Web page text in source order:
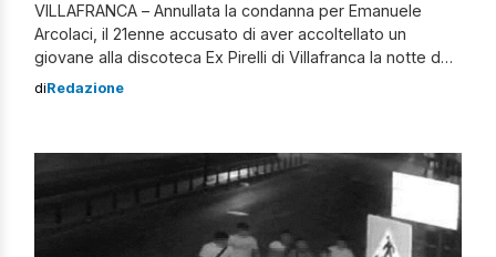
VILLAFRANCA – Annullata la condanna per Emanuele
Arcolaci, il 21enne accusato di aver accoltellato un
giovane alla discoteca Ex Pirelli di Villafranca la notte del
29 gennaio 2023. Il ragazzo, su cui grava l’accusa di
Si […]
diRedazione